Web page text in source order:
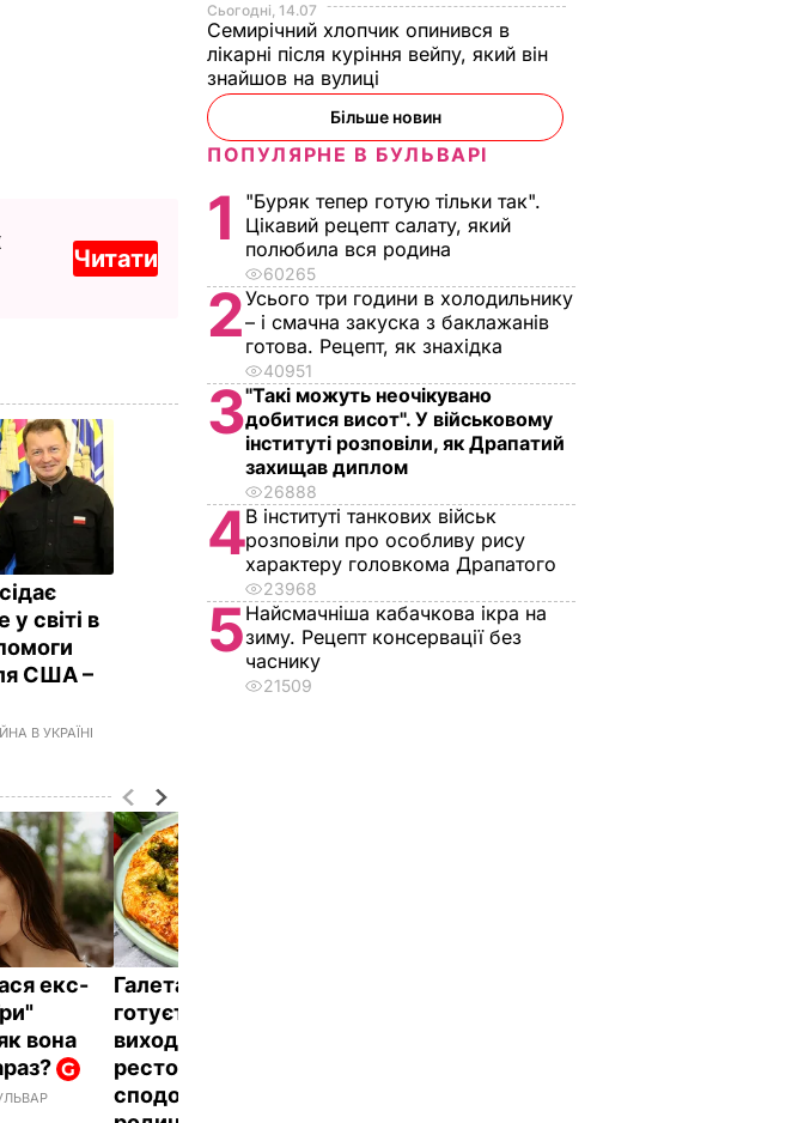
Читати
у світі в
США –
В УКРАЇНІ
екс-
вона
Галета з томатами
готується легко, а
виходить – як з
ресторану. Рецепт
сподобається всій
Сьогодні, 14.07
Семирічний хлопчик опинився в
лікарні після куріння вейпу, який він
знайшов на вулиці
Більше новин
ПОПУЛЯРНЕ В БУЛЬВАРІ
1
"Буряк тепер готую тільки так".
Цікавий рецепт салату, який
полюбила вся родина
60265
2Усього три години в холодильнику
– і смачна закуска з баклажанів
готова. Рецепт, як знахідка
40951
3"Такі можуть неочікувано
добитися висот". У військовому
інституті розповіли, як Драпатий
захищав диплом
26888
4В інституті танкових військ
розповіли про особливу рису
характеру головкома Драпатого
23968
5Найсмачніша кабачкова ікра на
зиму. Рецепт консервації без
часнику
21509